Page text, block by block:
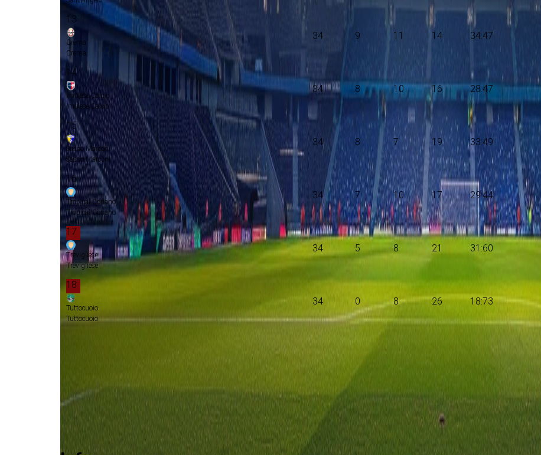
13
Crema
Crema
34 9 11 14 34:47
14
Imolese Calcio
Imolese Calcio
34 8 10 16 28:47
15
Sasso Marconi
Sasso Marconi
34 8 7 19 33:49
16
Tropical Coriano
Tropical Coriano
34 7 10 17 29:44
17
Trevigliese
Trevigliese
34 5 8 21 31:60
18
Tuttocuoio
Tuttocuoio
34 0 8 26 18:73
Degradatie
Play-offs degradatie